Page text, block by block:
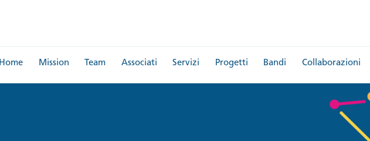
Home Mission Team Associati Servizi Progetti Bandi Collaborazioni